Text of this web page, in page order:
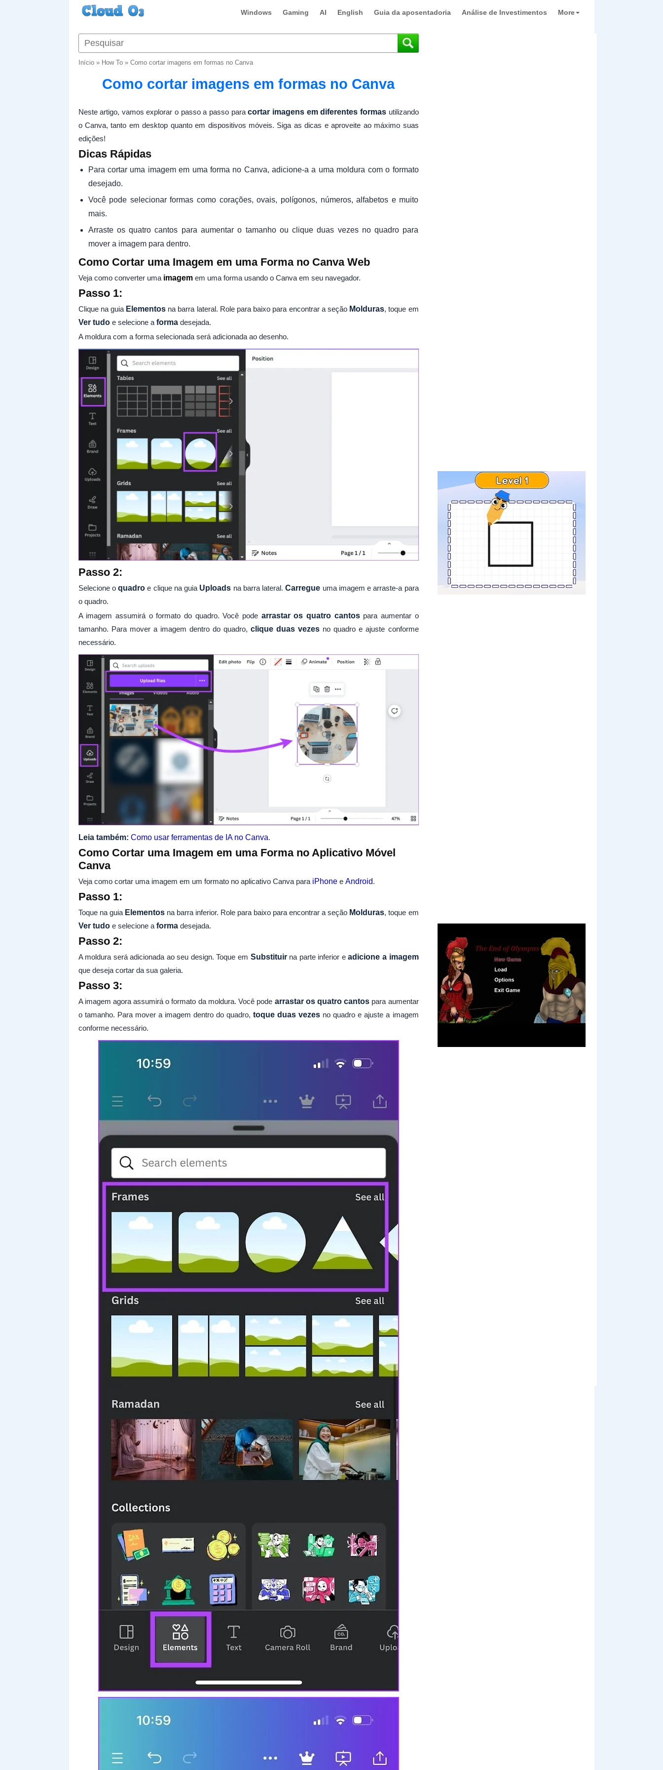
Windows Gaming AI English Guia da aposentadoria Análise de Investimentos More
Início» How To» Como cortar imagens em formas no Canva
Como cortar imagens em formas no Canva
Neste artigo, vamos explorar o passo a passo paracortar imagens em diferentes formasutilizando
o Canva, tanto em desktop quanto em dispositivos móveis. Siga as dicas e aproveite ao máximo suas
edições!
Dicas Rápidas
Para cortar uma imagem em uma forma no Canva, adicione-a a uma moldura com o formato
desejado.
Você pode selecionar formas como corações, ovais, polígonos, números, alfabetos e muito
mais.
Arraste os quatro cantos para aumentar o tamanho ou clique duas vezes no quadro para
mover a imagem para dentro.
Como Cortar uma Imagem em uma Forma no Canva Web
Veja como converter uma imagemem uma forma usando o Canva em seu navegador.
Passo 1:
Clique na guia Elementos na barra lateral. Role para baixo para encontrar a seção Molduras, toque em
Ver tudoe selecione a formadesejada.
A moldura com a forma selecionada será adicionada ao desenho.
Passo 2:
Selecione o quadro e clique na guia Uploads na barra lateral.Carregue uma imagem e arraste-a para
o quadro.
A imagem assumirá o formato do quadro. Você pode arrastar os quatro cantospara aumentar o
tamanho. Para mover a imagem dentro do quadro,clique duas vezes no quadro e ajuste conforme
necessário.
Leia também: Como usar ferramentas de IA no Canva.
Como Cortar uma Imagem em uma Forma no Aplicativo Móvel
Canva
Veja como cortar uma imagem em um formato no aplicativo Canva para iPhonee Android.
Passo 1:
Toque na guia Elementosna barra inferior. Role para baixo para encontrar a seção Molduras, toque em
Ver tudoe selecione a formadesejada.
Passo 2:
A moldura será adicionada ao seu design. Toque em Substituirna parte inferior eadicione a imagem
que deseja cortar da sua galeria.
Passo 3:
A imagem agora assumirá o formato da moldura. Você pode arrastar os quatro cantos para aumentar
o tamanho. Para mover a imagem dentro do quadro,toque duas vezes no quadro e ajuste a imagem
conforme necessário.